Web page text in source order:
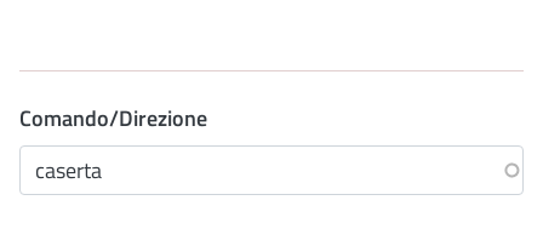
Comando/Direzione